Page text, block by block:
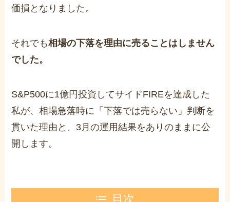
価損となりました。
それでも相場の下落を理由に売ることはしません
でした。
S&P500に1億円投資してサイドFIREを達成した
私が、相場急落時に「下落では売らない」判断を
貫いた理由と、3月の運用結果をありのままに公
開します。